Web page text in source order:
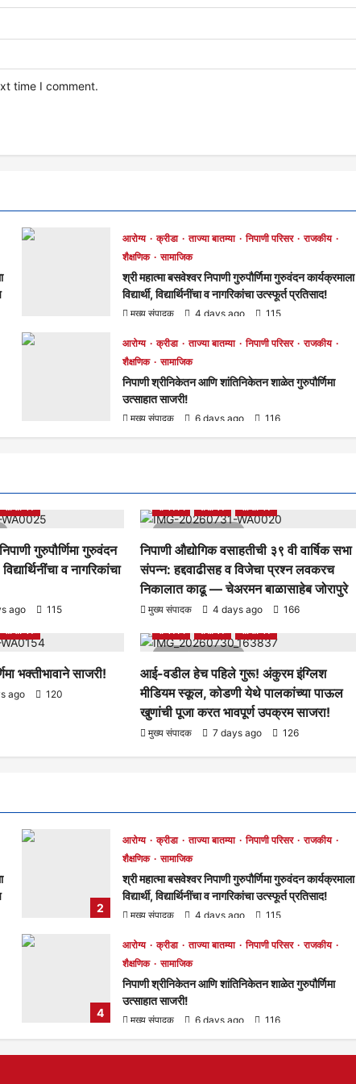
time I comment.
आरोग्य क्रीडा ताज्या बातम्या निपाणी परिसर
राजकीय
शैक्षणिक
सामाजिक
श्री महात्मा बसवेश्वर निपाणी गुरुपौर्णिमा गुरुवंदन कार्यक्रमाला
विद्यार्थी, विद्यार्थिनींचा व नागरिकांचा उत्स्फूर्त प्रतिसाद!
मुख्य संपादक 4 days ago 115
आरोग्य क्रीडा ताज्या बातम्या निपाणी परिसर
राजकीय
शैक्षणिक
सामाजिक
निपाणी श्रीनिकेतन आणि शांतिनिकेतन शाळेत गुरुपौर्णिमा
उत्साहात साजरी!
मुख्य संपादक 6 days ago 116
सामाजिक
गुरुपौर्णिमा गुरुवंदन
व नागरिकांचा
ago 115
1 minute read
राजकीय
शैक्षणिक सामाजिक
निपाणी औद्योगिक वसाहतीची ३९ वी वार्षिक सभा
संपन्न: हद्दवाढीसह व विजेचा प्रश्न लवकरच
निकालात काढू — चेअरमन बाळासाहेब जोरापुरे
मुख्य संपादक 4 days ago 166
बातम्या
निपाणी परिसर
सामाजिक
भक्तीभावाने साजरी!
ago 120
1 minute read
आरोग्य क्रीडा ताज्या बातम्या
निपाणी परिसर
राजकीय
शैक्षणिक सामाजिक
आई-वडील हेच पहिले गुरू! अंकुरम इंग्लिश
मीडियम स्कूल, कोडणी येथे पालकांच्या पाऊल
खुणांची पूजा करत भावपूर्ण उपक्रम साजरा!
मुख्य संपादक 7 days ago 126
2
आरोग्य क्रीडा ताज्या बातम्या निपाणी परिसर
राजकीय
शैक्षणिक
सामाजिक
श्री महात्मा बसवेश्वर निपाणी गुरुपौर्णिमा गुरुवंदन कार्यक्रमाला
विद्यार्थी, विद्यार्थिनींचा व नागरिकांचा उत्स्फूर्त प्रतिसाद!
मुख्य संपादक 4 days ago 115
4
आरोग्य क्रीडा ताज्या बातम्या निपाणी परिसर
राजकीय
शैक्षणिक
सामाजिक
निपाणी श्रीनिकेतन आणि शांतिनिकेतन शाळेत गुरुपौर्णिमा
उत्साहात साजरी!
मुख्य संपादक 6 days ago 116